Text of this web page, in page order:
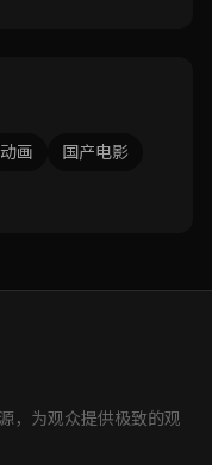
动画
国产电影
，为观众提供极致的观